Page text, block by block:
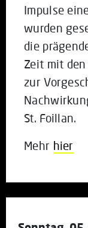
Impulse
wurden
die
Zeit mit
zur
St. Foillan.
Mehr hier